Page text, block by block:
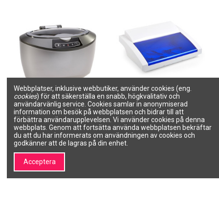
Ultraljudsrengöring
Rengöringsmedel-L, 0,75L
Salon Line EXPERT
YM-2820
1 068,18 kr
Lägg till i
varukorgen
Ultraviolett sterilisator UV-C
Flatner
Salon Line EXPERT
YM-9007
752,09 kr
Webbplatser, inklusive webbutiker, använder cookies (eng.
cookies) för att säkerställa en snabb, högkvalitativ och
användarvänlig service. Cookies samlar in anonymiserad
information om besök på webbplatsen och bidrar till att
förbättra användarupplevelsen. Vi använder cookies på denna
webbplats. Genom att fortsätta använda webbplatsen bekräftar
du att du har informerats om användningen av cookies och
godkänner att de lagras på din enhet.
Acceptera